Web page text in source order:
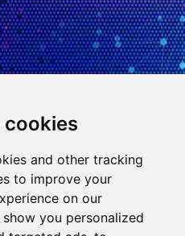
cookies
and other tracking
to improve your
on our
you personalized
1, nr. 778, Jinfan Street,